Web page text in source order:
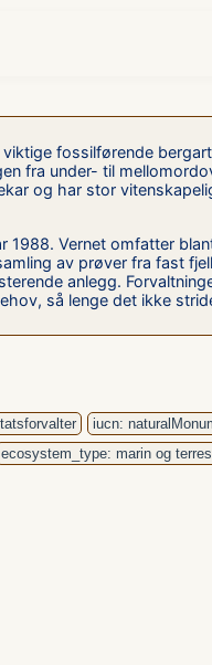
fossilførende
fra under- til
og har stor
Vernet omfatter
av prøver fra fast
anlegg.
så lenge det ikke
iucn:
ecosystem_type: marin og